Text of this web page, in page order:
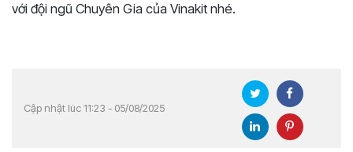
với đội ngũ Chuyên Gia của Vinakit nhé.
Cập nhật lúc 11:23 - 05/08/2025